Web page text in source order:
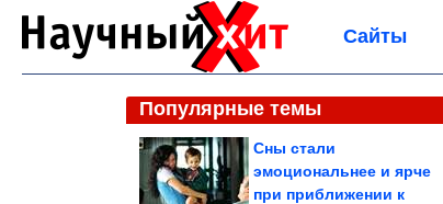
Сайты
Популярные темы
Сны стали
эмоциональнее и ярче
при приближении к